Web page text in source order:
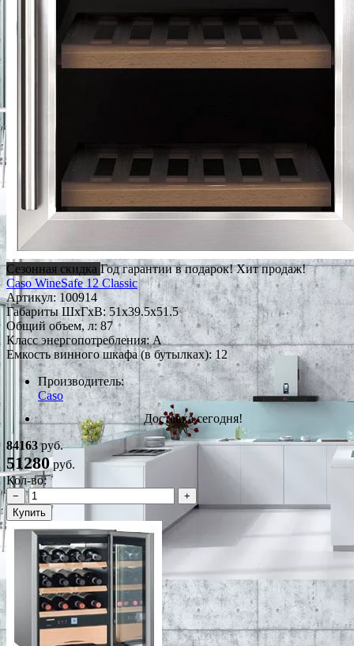
Сезонная скидка Год гарантии в подарок!Хит продаж!
Caso WineSafe 12 Classic
Артикул: 100914
Габариты ШxГxВ: 51x39.5x51.5
Общий объем, л: 87
Класс энергопотребления: A
Емкость винного шкафа (в бутылках): 12
Производитель:
Caso
Доставка сегодня!
84163руб.
51280руб.
Кол-во:
−
+
Купить